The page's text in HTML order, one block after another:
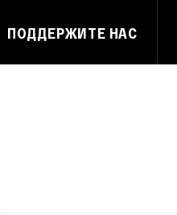
ПОДДЕРЖИТЕ НАС